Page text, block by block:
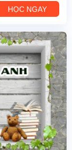
HỌC NGAY